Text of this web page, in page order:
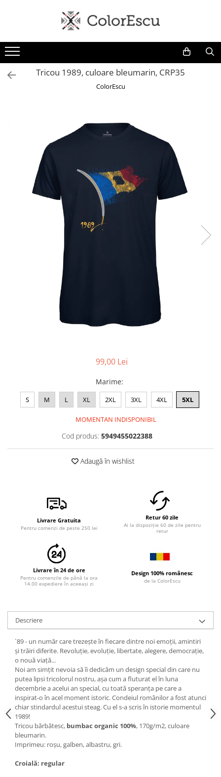
Toate produsele
Tricouri
Tricouri bărbați
Tricouri damă
Bluze si hanorace bărbați
Bluze si hanorace damă
Bluze de trening | Bluze tehnice
Pantaloni
Simboluri tradiționale
Tricouri cu mesaje de bine
Tricouri de poveste
Tricou 1989, culoare bleumarin, CRP35
ColorEscu
99,00 Lei
Marime:
S M L XL 2XL 3XL 4XL 5XL
MOMENTAN INDISPONIBIL
Cod produs: 5949455022388
Adaugă în wishlist
Livrare Gratuita
Pentru comenzi de peste 250 lei
Retur 60 zile
Ai la dispoziție 60 de zile pentru
retur
Livrare în 24 de ore
Pentru comenzile de până la ora
14.00 expediere în aceeași zi
Design 100% românesc
de la ColorEscu
Descriere
`89 - un număr care trezește în fiecare dintre noi emoții, amintiri
și trăiri diferite. Revoluție, evoluție, libertate, alegere, democrație,
o nouă viață...
Noi am simțit nevoia să îi dedicăm un design special din care nu
putea lipsi tricolorul nostru, așa cum a fluturat el în luna
decembrie a acelui an special, cu toată speranța pe care a
inspirat-o în acel moment istoric. Condeiul românilor a fost atunci
chiar stindardul acestui steag. Cu el s-a scris în istorie momentul
1989!
Tricou bărbătesc, bumbac organic 100%, 170g/m2, culoare
bleumarin.
Imprimeu: roșu, galben, albastru, gri.
Croială: regular